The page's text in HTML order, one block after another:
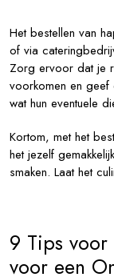
Het bestellen van
of via
Zorg ervoor dat je
voorkomen en geef
wat hun eventuele
Kortom, met het
het jezelf
smaken. Laat het
9 Tips voor
voor een